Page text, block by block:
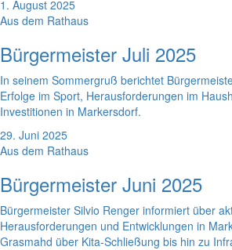
1. August 2025
Aus dem Rathaus
Bürgermeister Juli 2025
In seinem Sommergruß berichtet
Erfolge im Sport, Herausforderungen im
Investitionen in Markersdorf.
29. Juni 2025
Aus dem Rathaus
Bürgermeister Juni 2025
Bürgermeister Silvio Renger informiert über
Herausforderungen und Entwicklungen in
Grasmahd über Kita-Schließung bis hin zu